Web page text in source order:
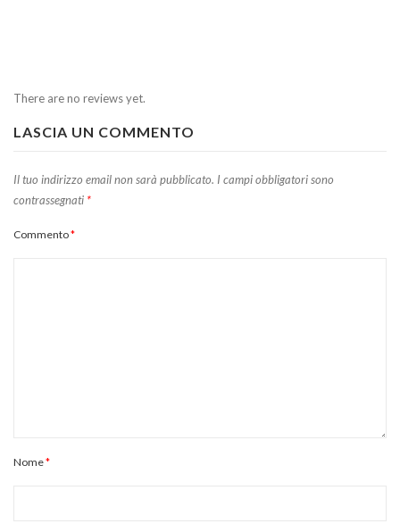
There are no reviews yet.
LASCIA UN COMMENTO
Il tuo indirizzo email non sarà pubblicato. I campi obbligatori sono
contrassegnati *
Commento*
Nome*